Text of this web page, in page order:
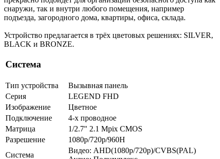
снаружи, так и внутри любого помещения, например
подъезда, загородного дома, квартиры, офиса, склада.
Устройство предлагается в трёх цветовых решениях: SILVER,
BLACK и BRONZE.
Система
Тип устройства
Вызывная панель
Серия
LEGEND FHD
Изображение
Цветное
Подключение
4-х проводное
Матрица
1/2.7" 2.1 Mpix CMOS
Разрешение
1080p/720p/960H
Система
Видео: AHD(1080p/720p)/CVBS(PAL)